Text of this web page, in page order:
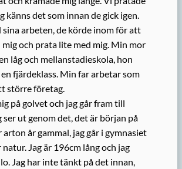
känns det som innan de gick igen.
sina arbeten, de körde inom för att
mig och prata lite med mig. Min mor
låg och mellanstadieskola, hon
fjärdeklass. Min far arbetar som
större företag.
på golvet och jag går fram till
ser ut genom det, det är början på
arton år gammal, jag går i gymnasiet
natur. Jag är 196cm lång och jag
Jag har inte tänkt på det innan,